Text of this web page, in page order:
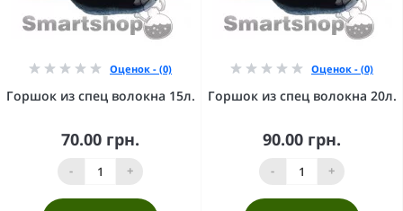
Оценок - (0)
Горшок из спец волокна 15л.
70.00 грн.
- +
Оценок - (0)
Горшок из спец волокна 20л.
90.00 грн.
- +